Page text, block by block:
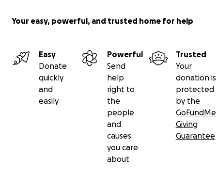
Your easy, powerful, and trusted home for help
Easy
Donate
quickly
and
easily
Powerful
Send
help
right to
the
people
and
causes
you care
about
Trusted
Your
donation is
protected
by the
GoFundMe
Giving
Guarantee